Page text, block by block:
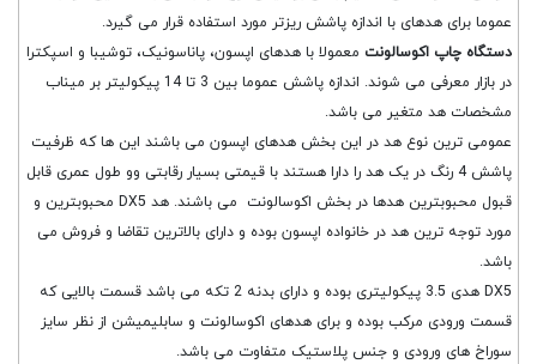
عموما برای هدهای با اندازه پاشش ریزتر مورد استفاده قرار می گیرد.
دستگاه چاپ اکوسالونت معمولا با هدهای اپسون، پاناسونیک، توشیبا و اسپکترا
در بازار معرفی می شوند. اندازه پاشش عموما بین 3 تا 14 پیکولیتر بر میناب
مشخصات هد متغیر می باشد.
عمومی ترین نوع هد در این بخش هدهای اپسون می باشند این ها که ظرفیت
پاشش 4 رنگ در یک هد را دارا هستند با قیمتی بسیار رقابتی وو طول عمری قابل
قبول محبوبترین هدها در بخش اکوسالونت می باشند. هد DX5 محبوبترین و
مورد توجه ترین هد در خانواده اپسون بوده و دارای بالاترین تقاضا و فروش می
باشد.
DX5 هدی 3.5 پیکولیتری بوده و دارای بدنه 2 تکه می باشد قسمت بالایی که
قسمت ورودی مرکب بوده و برای هدهای اکوسالونت و سابلیمیشن از نظر سایز
سوراخ های ورودی و جنس پلاستیک متفاوت می باشد.